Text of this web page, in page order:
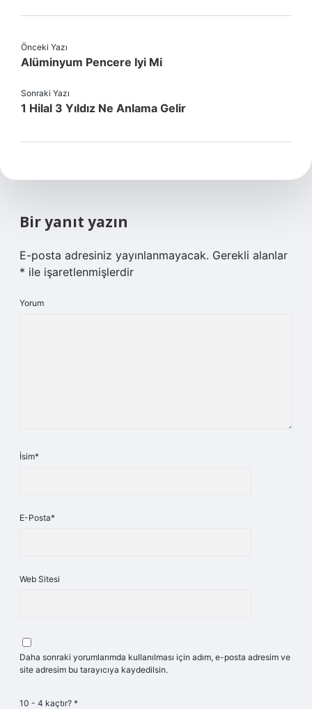
Önceki Yazı
Alüminyum Pencere Iyi Mi
Sonraki Yazı
1 Hilal 3 Yıldız Ne Anlama Gelir
Bir yanıt yazın
E-posta adresiniz yayınlanmayacak. Gerekli alanlar
* ile işaretlenmişlerdir
Yorum
İsim*
E-Posta*
Web Sitesi
Daha sonraki yorumlarımda kullanılması için adım, e-posta adresim ve
site adresim bu tarayıcıya kaydedilsin.
10 - 4 kaçtır? *